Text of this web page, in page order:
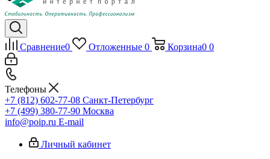
Сравнение0 Отложенные 0 Корзина0 0
Телефоны
+7 (812) 602-77-08 Санкт-Петербург
+7 (499) 380-77-90 Москва
info@poip.ru E-mail
Личный кабинет